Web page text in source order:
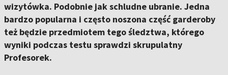
wizytówka. Podobnie jak schludne ubranie. Jedna
bardzo popularna i często noszona część garderoby
też będzie przedmiotem tego śledztwa, którego
wyniki podczas testu sprawdzi skrupulatny
Profesorek.